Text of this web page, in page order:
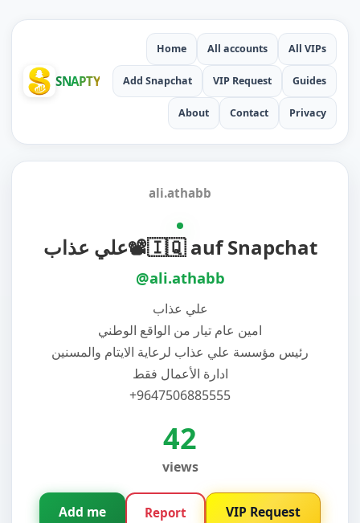
SNAPTY
Home All accounts All VIPs
Add Snapchat VIP Request Guides
About Contact Privacy
ali.athabb
علي عذاب📽️🇮🇶 auf Snapchat
@ali.athabb
علي عذاب
امين عام تيار من الواقع الوطني
رئيس مؤسسة علي عذاب لرعاية الايتام والمسنين
ادارة الأعمال فقط
+9647506885555
42
views
Add me Report VIP Request